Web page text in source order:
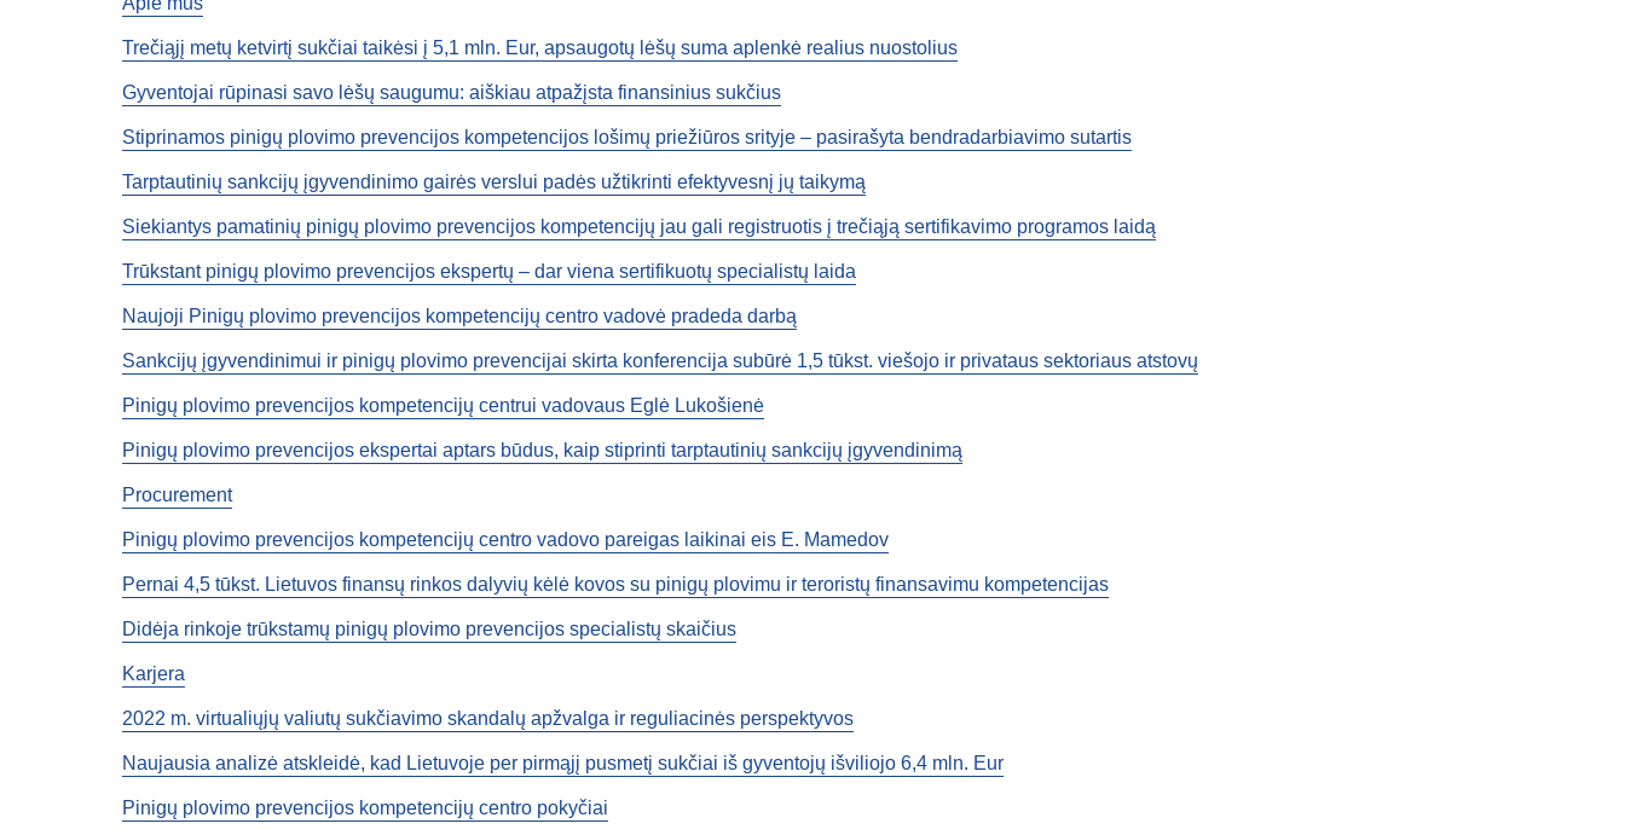
Trečiąjį metų ketvirtį sukčiai taikėsi į 5,1 mln. Eur, apsaugotų lėšų suma aplenkė realius nuostolius
Gyventojai rūpinasi savo lėšų saugumu: aiškiau atpažįsta finansinius sukčius
Stiprinamos pinigų plovimo prevencijos kompetencijos lošimų priežiūros srityje – pasirašyta bendradarbiavimo sutartis
Tarptautinių sankcijų įgyvendinimo gairės verslui padės užtikrinti efektyvesnį jų taikymą
Siekiantys pamatinių pinigų plovimo prevencijos kompetencijų jau gali registruotis į trečiąją sertifikavimo programos laidą
Trūkstant pinigų plovimo prevencijos ekspertų – dar viena sertifikuotų specialistų laida
Naujoji Pinigų plovimo prevencijos kompetencijų centro vadovė pradeda darbą
Sankcijų įgyvendinimui ir pinigų plovimo prevencijai skirta konferencija subūrė 1,5 tūkst. viešojo ir privataus sektoriaus atstovų
Pinigų plovimo prevencijos kompetencijų centrui vadovaus Eglė Lukošienė
Pinigų plovimo prevencijos ekspertai aptars būdus, kaip stiprinti tarptautinių sankcijų įgyvendinimą
Procurement
Pinigų plovimo prevencijos kompetencijų centro vadovo pareigas laikinai eis E. Mamedov
Pernai 4,5 tūkst. Lietuvos finansų rinkos dalyvių kėlė kovos su pinigų plovimu ir teroristų finansavimu kompetencijas
Didėja rinkoje trūkstamų pinigų plovimo prevencijos specialistų skaičius
Karjera
2022 m. virtualiųjų valiutų sukčiavimo skandalų apžvalga ir reguliacinės perspektyvos
Naujausia analizė atskleidė, kad Lietuvoje per pirmąjį pusmetį sukčiai iš gyventojų išviliojo 6,4 mln. Eur
Pinigų plovimo prevencijos kompetencijų centro pokyčiai